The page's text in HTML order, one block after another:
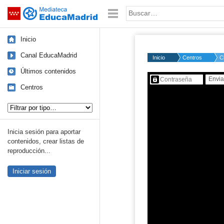
Saltar navegación Palabra o frase:
Inicio
Canal EducaMadrid
Últimos contenidos
Centros
Inicia sesión para aportar
contenidos, crear listas de
reproducción...
Iniciar sesión
Inicio Centros
Contenido protegido…